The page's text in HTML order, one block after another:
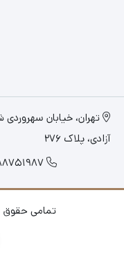
تهران، خیابان سهروردی
آزادی، پلاک 276
تمامی حقوق